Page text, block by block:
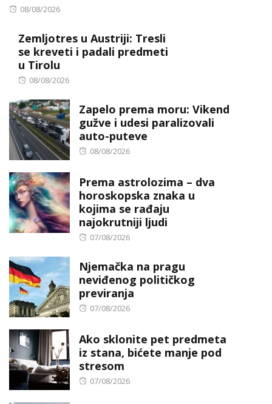
Posted
08/08/2026
Zemljotres u Austriji: Tresli
se kreveti i padali predmeti
u Tirolu
Posted
08/08/2026
Zapelo prema moru: Vikend
gužve i udesi paralizovali
auto-puteve
Posted
08/08/2026
Prema astrolozima – dva
horoskopska znaka u
kojima se rađaju
najokrutniji ljudi
Posted
07/08/2026
Njemačka na pragu
neviđenog političkog
previranja
Posted
07/08/2026
Ako sklonite pet predmeta
iz stana, bićete manje pod
stresom
Posted
07/08/2026